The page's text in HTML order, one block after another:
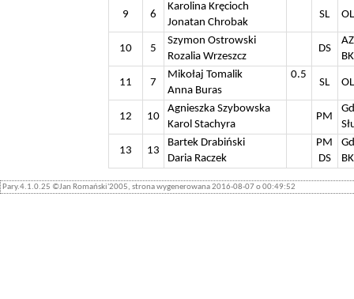
9 6
Karolina Kręcioch
Jonatan Chrobak
SL
10 5
Szymon Ostrowski
Rozalia Wrzeszcz
DS
11 7
Mikołaj Tomalik
Anna Buras
0.5
SL
12 10
Agnieszka Szybowska
Karol Stachyra
PM
13 13
Bartek Drabiński
Daria Raczek
PM
DS
Pary.4.1.0.25 ©Jan Romański'2005, strona wygenerowana 2016-08-07 o 00:49:52